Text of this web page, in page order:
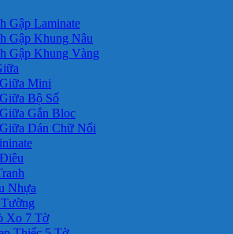
Gập Laminate
Gập Khung Nâu
Gập Khung Vàng
Mini
Bộ Số
Gắn Bloc
Dán Chữ Nổi
Nhựa
Xo 7 Tờ